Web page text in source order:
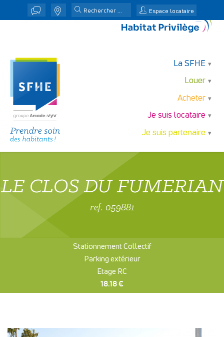
j n Espace locataire
La SFHE
Louer
Acheter
Je suis locataire
Je suis partenaire
LE CLOS DU FUMERIAN
ref. 059881
Stationnement Collectif
Parking extérieur
Etage RC
18.18 €